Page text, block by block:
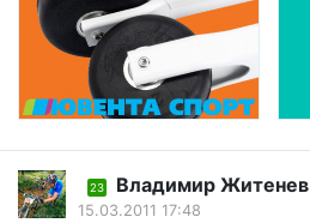
23 Владимир Житенев
15.03.2011 17:48